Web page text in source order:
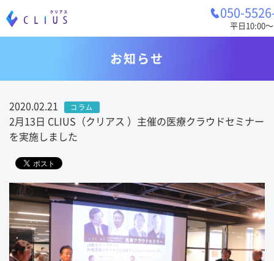
050-
平日10:00
お知らせ
2020.02.21 コラム
2月13日 CLIUS（クリアス ）主催の医療クラウドセミナー
を実施しました